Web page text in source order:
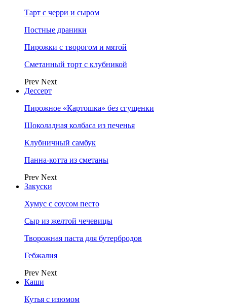
Тарт с черри и сыром
Постные драники
Пирожки с творогом и мятой
Сметанный торт с клубникой
Prev Next
Дессерт
Пирожное «Картошка» без сгущенки
Шоколадная колбаса из печенья
Клубничный самбук
Панна-котта из сметаны
Prev Next
Закуски
Хумус с соусом песто
Сыр из желтой чечевицы
Творожная паста для бутербродов
Гебжалия
Prev Next
Каши
Кутья с изюмом